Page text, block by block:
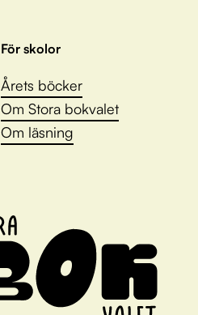
För skolor
Årets böcker
Om Stora bokvalet
Om läsning